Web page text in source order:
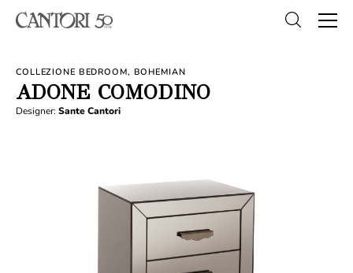
COLLEZIONE BEDROOM, BOHEMIAN
ADONE COMODINO
Designer: Sante Cantori